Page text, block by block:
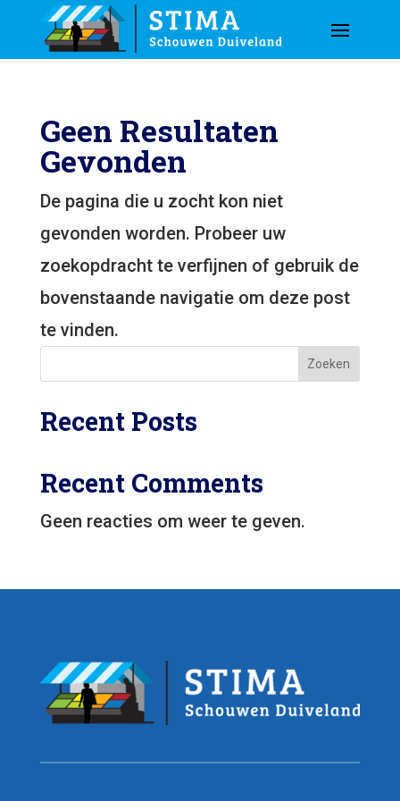
Geen Resultaten
Gevonden
De pagina die u zocht kon niet
gevonden worden. Probeer uw
zoekopdracht te verfijnen of gebruik de
bovenstaande navigatie om deze post
te vinden.
Zoeken
Recent Posts
Recent Comments
Geen reacties om weer te geven.